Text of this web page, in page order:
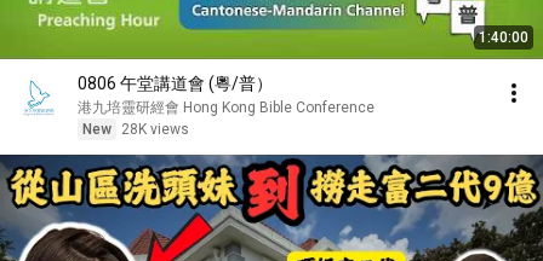
1:40:00
0806 午堂講道會 (粵/普）
港九培靈研經會 Hong Kong Bible Conference
New
28K views